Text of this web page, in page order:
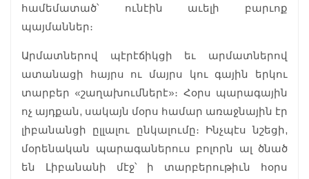
համեմատած՝ ունէին աւելի բարւոք
պայմաններ։
Արմատներով պէրէճիկցի եւ արմատներով
ատանացի հայրս ու մայրս կու գային երկու
տարբեր «շաղախումներէ»։ Հօրս պարագային
ոչ այդքան, սակայն մօրս համար առաջնային էր
լիբանանցի ըլլալու ընկալումը։ Ինչպէս նշեցի,
մօրենական պարագաներուս բոլորն ալ ծնած
են Լիբանանի մէջ՝ ի տարբերութիւն հօրս